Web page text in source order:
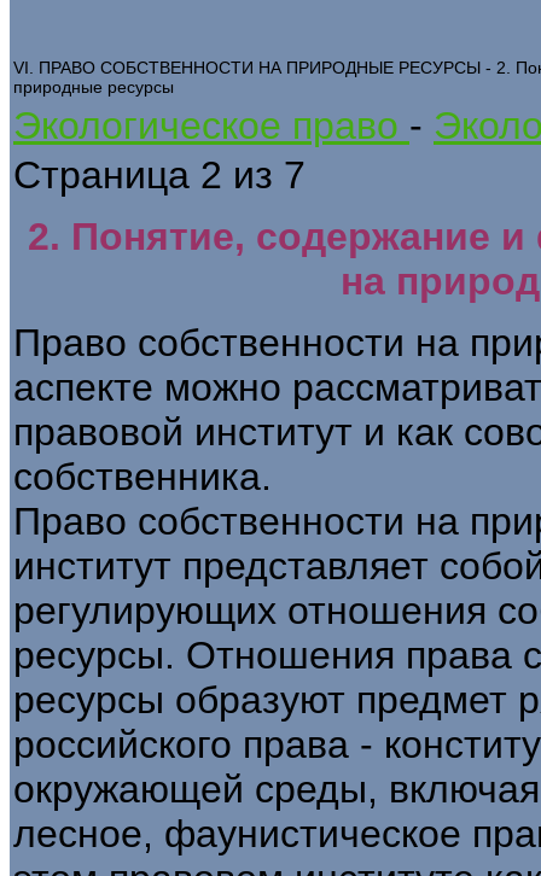
VI. ПРАВО СОБСТВЕННОСТИ НА ПРИРОДНЫЕ РЕСУРСЫ - 2.
природные ресурсы
Экологическое право -
Страница 2 из 7
2. Понятие, содержание
на
Право собственности на
аспекте можно
правовой институт и как
собственника.
Право собственности на
институт представляет
регулирующих отношения
ресурсы. Отношения права
ресурсы образуют предмет
российского права -
окружающей среды,
лесное, фаунистическое